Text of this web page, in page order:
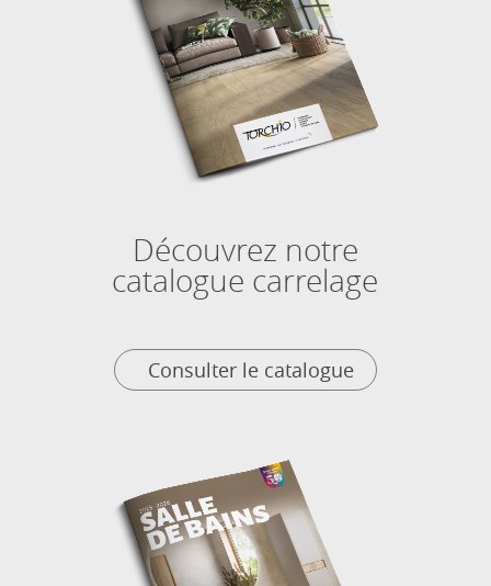
Découvrez notre
catalogue carrelage
Consulter le catalogue